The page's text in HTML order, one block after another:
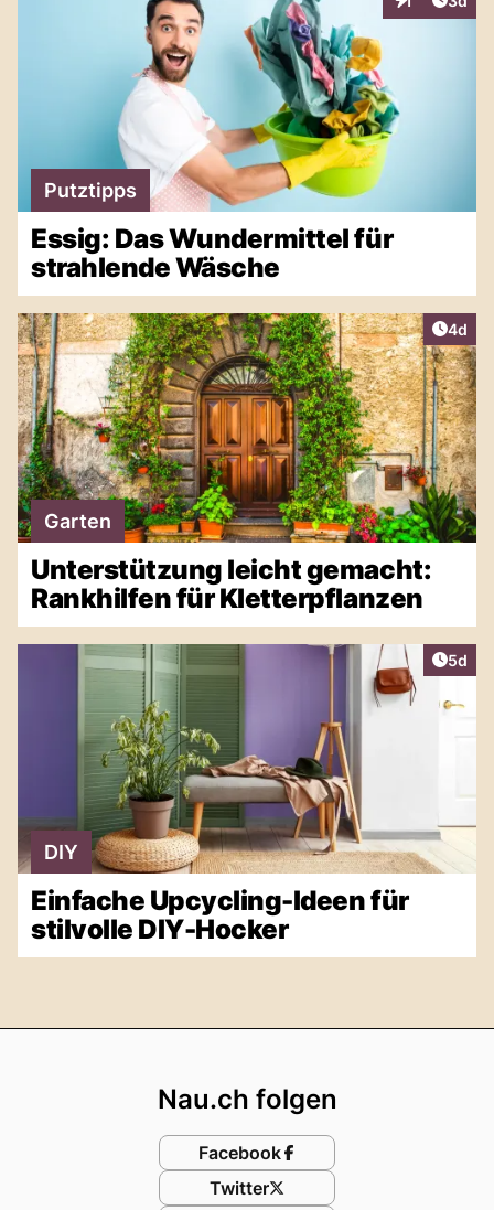
Interaktionen
Putztipps
Essig: Das Wundermittel für
strahlende Wäsche
4d
Garten
Unterstützung leicht gemacht:
Rankhilfen für Kletterpflanzen
5d
DIY
Einfache Upcycling-Ideen für
stilvolle DIY-Hocker
Nau.ch folgen
Facebook
Twitter